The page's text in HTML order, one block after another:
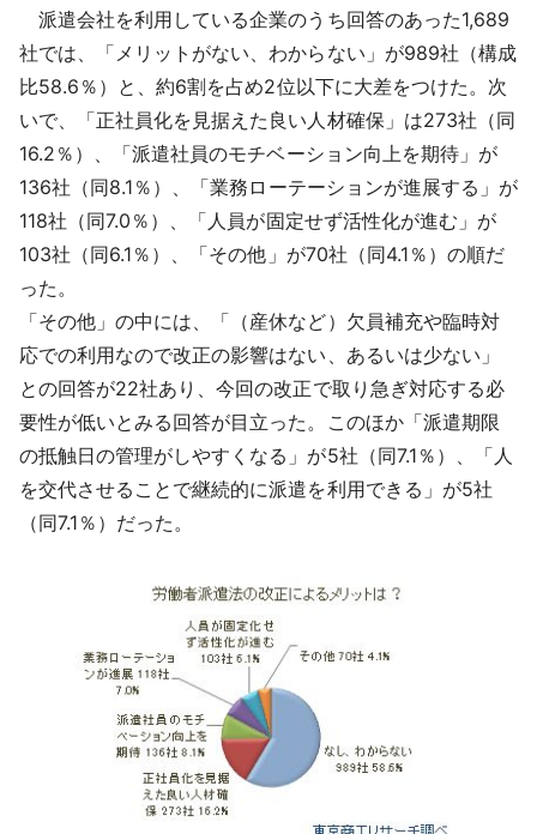
派遣会社を利用している企業のうち回答のあった1,689
社では、「メリットがない、わからない」が989社（構成
比58.6％）と、約6割を占め2位以下に大差をつけた。次
いで、「正社員化を見据えた良い人材確保」は273社（同
16.2％）、「派遣社員のモチベーション向上を期待」が
136社（同8.1％）、「業務ローテーションが進展する」が
118社（同7.0％）、「人員が固定せず活性化が進む」が
103社（同6.1％）、「その他」が70社（同4.1％）の順だ
った。
「その他」の中には、「（産休など）欠員補充や臨時対
応での利用なので改正の影響はない、あるいは少ない」
との回答が22社あり、今回の改正で取り急ぎ対応する必
要性が低いとみる回答が目立った。このほか「派遣期限
の抵触日の管理がしやすくなる」が5社（同7.1％）、「人
を交代させることで継続的に派遣を利用できる」が5社
（同7.1％）だった。